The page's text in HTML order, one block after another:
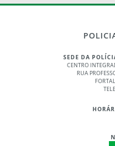
SEDE DA
CENTRO
RUA